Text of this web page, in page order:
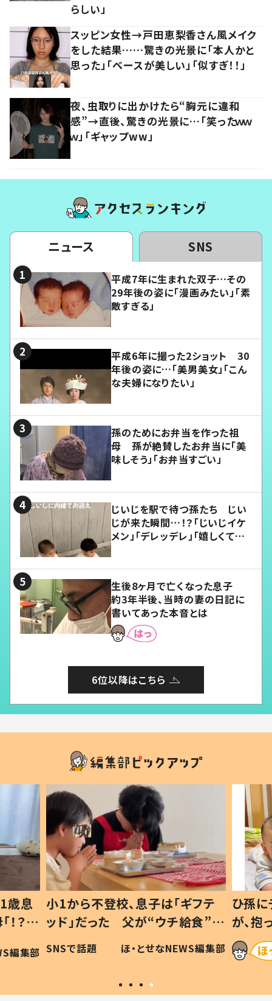
らしい」
スッピン女性→戸田恵梨香さん風メイク
をした結果……驚きの光景に「本人かと
思った」「ベースが美しい」「似すぎ！！」
夜、虫取りに出かけたら“胸元に違和
感”→直後、驚きの光景に…「笑ったｗｗ
ｗ」「ギャップww」
ニュース SNS
平成7年に生まれた双子…その
29年後の姿に「漫画みたい」「素
敵すぎる」
平成6年に撮った2ショット 30
年後の姿に…「美男美女」「こん
な夫婦になりたい」
孫のためにお弁当を作った祖
母 孫が絶賛したお弁当に「美
味しそう」「お弁当すごい」
じいじを駅で待つ孫たち じい
じが来た瞬間…！？「じいじイケ
メン」「デレッデレ」「嬉しくて可
生後8ヶ月で亡くなった息子
約3年半後、当時の妻の日記に
書いてあった本音とは
6位以降はこちら
歳息
？」
編集部
小1から不登校、息子は「ギフテ
ッド」だった 父が“ウチ給食”を
作り続ける理由とは #令和の親
#令和の子
SNSで話題 ほ・とせなNEWS編集部
ひ孫
が、
「涙が
い」